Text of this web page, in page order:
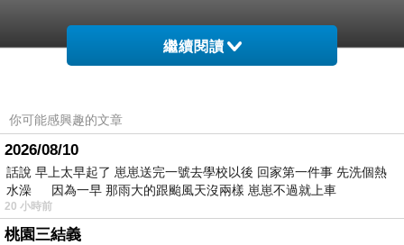
繼續閱讀
你可能感興趣的文章
2026/08/10
話說 早上太早起了 崽崽送完一號去學校以後 回家第一件事 先洗個熱
水澡 因為一早 那雨大的跟颱風天沒兩樣 崽崽不過就上車
20 小時前
桃園三結義